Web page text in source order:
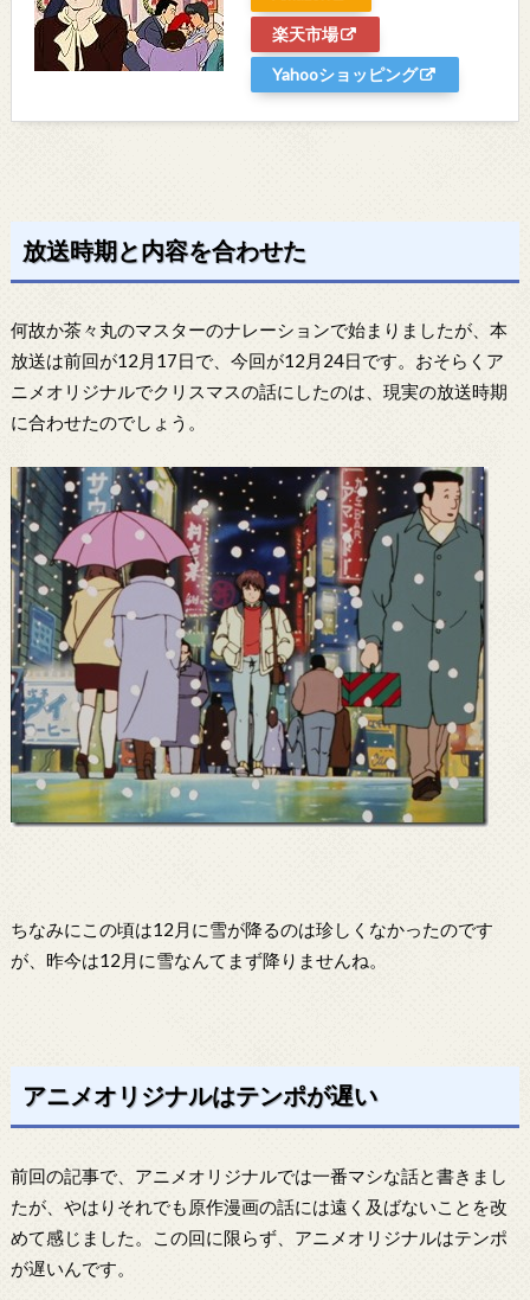
楽天市場
Yahooショッピング
放送時期と内容を合わせた
何故か茶々丸のマスターのナレーションで始まりましたが、本
放送は前回が12月17日で、今回が12月24日です。おそらくア
ニメオリジナルでクリスマスの話にしたのは、現実の放送時期
に合わせたのでしょう。
ちなみにこの頃は12月に雪が降るのは珍しくなかったのです
が、昨今は12月に雪なんてまず降りませんね。
アニメオリジナルはテンポが遅い
前回の記事で、アニメオリジナルでは一番マシな話と書きまし
たが、やはりそれでも原作漫画の話には遠く及ばないことを改
めて感じました。この回に限らず、アニメオリジナルはテンポ
が遅いんです。